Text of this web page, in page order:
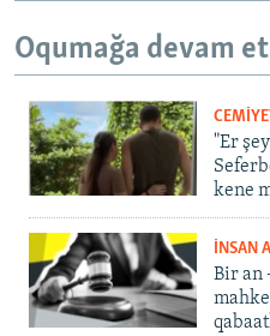
Oqumağa devam
"Er
kene
İNSAN
Bir an